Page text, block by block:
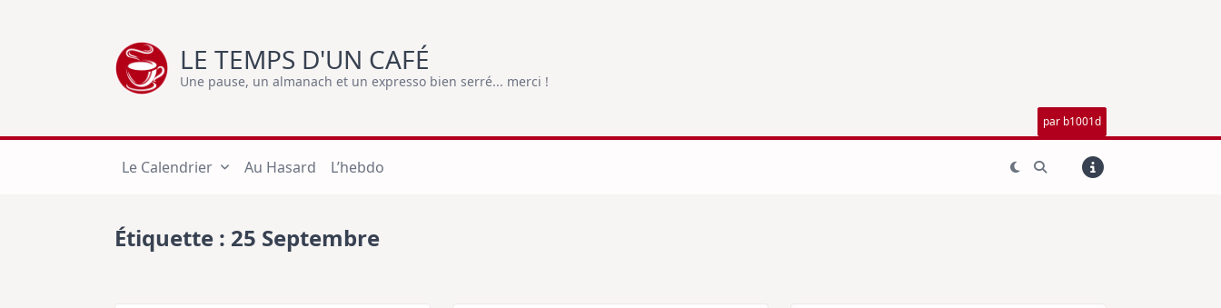
LE TEMPS D'UN CAFÉ
Une pause, un almanach et un expresso bien serré... merci !
par b1001d
Le Calendrier Au Hasard L’hebdo
Étiquette : 25 Septembre